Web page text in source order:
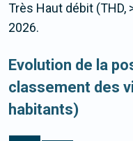
Très Haut débit
2026.
Evolution de la
classement des
habitants)